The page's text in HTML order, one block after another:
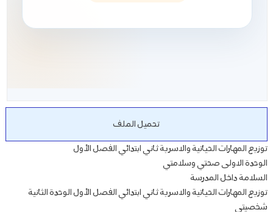
تحميل الملف
توزيع المهارات الحياتية والاسرية ثاني ابتدائي الفصل الأول
الوحدة الاولى صحتي وسلامتي
السلامة داخل المدرسة
توزيع المهارات الحياتية والاسرية ثاني ابتدائي الفصل الأول الوحدة الثانية
شخصيتي